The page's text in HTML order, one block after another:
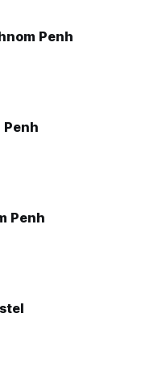
Penh
Penh
Penh